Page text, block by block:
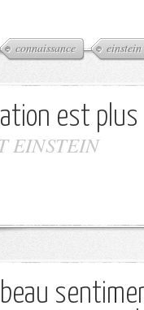
connaissance einstein
est
EINSTEIN